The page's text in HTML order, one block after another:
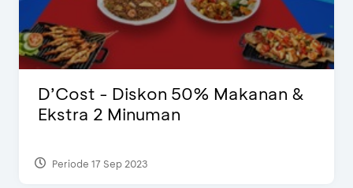
D’Cost - Diskon 50% Makanan &
Ekstra 2 Minuman
Periode 17 Sep 2023